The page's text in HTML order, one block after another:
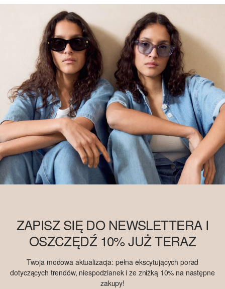
Better Cotton wspiera społeczności rolnicze pod względem
społecznym, środowiskowym i ekonomicznym, szkoląc rolników w
zakresie bardziej zrównoważonych metod upraw. Ten produkt jest
pozyskiwany w systemie bilansu masy i dlatego może nie zawierać
bawełny Better Cotton. Więcej informacji znajdziesz na stronie
soliver-group.com.
ZAPISZ SIĘ DO NEWSLETTERA I
OSZCZĘDŹ 10% JUŻ TERAZ
Twoja modowa aktualizacja: pełna ekscytujących porad
dotyczących trendów, niespodzianek i ze zniżką 10% na następne
zakupy!